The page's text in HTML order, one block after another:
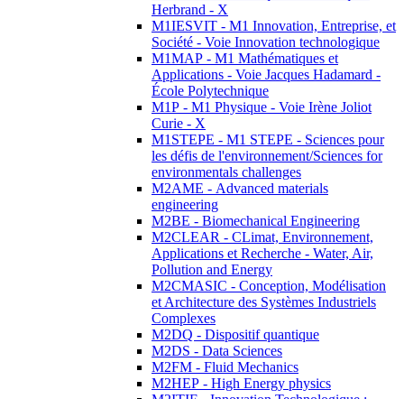
Herbrand - X
M1IESVIT - M1 Innovation, Entreprise, et
Société - Voie Innovation technologique
M1MAP - M1 Mathématiques et
Applications - Voie Jacques Hadamard -
École Polytechnique
M1P - M1 Physique - Voie Irène Joliot
Curie - X
M1STEPE - M1 STEPE - Sciences pour
les défis de l'environnement/Sciences for
environmentals challenges
M2AME - Advanced materials
engineering
M2BE - Biomechanical Engineering
M2CLEAR - CLimat, Environnement,
Applications et Recherche - Water, Air,
Pollution and Energy
M2CMASIC - Conception, Modélisation
et Architecture des Systèmes Industriels
Complexes
M2DQ - Dispositif quantique
M2DS - Data Sciences
M2FM - Fluid Mechanics
M2HEP - High Energy physics